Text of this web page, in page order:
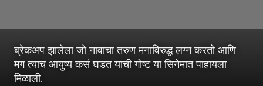
ब्रेकअप झालेला जो नावाचा तरुण मनाविरुद्ध लग्न करतो आणि
मग त्याच आयुष्य कसं घडत याची गोष्ट या सिनेमात पाहायला
मिळाली.